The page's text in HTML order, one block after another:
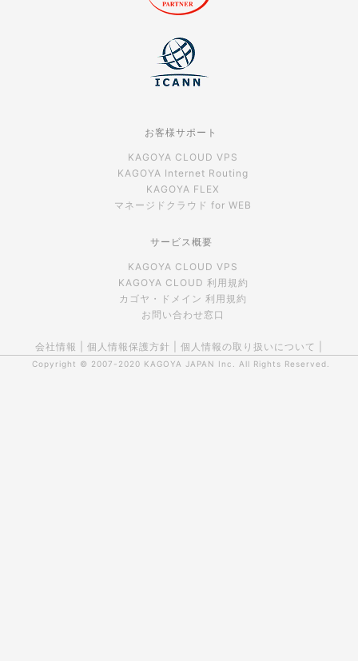
お客様サポート
KAGOYA CLOUD VPS
KAGOYA Internet Routing
KAGOYA FLEX
マネージドクラウド for WEB
サービス概要
KAGOYA CLOUD VPS
KAGOYA CLOUD 利用規約
カゴヤ・ドメイン 利用規約
お問い合わせ窓口
会社情報 個人情報保護方針 個人情報の取り扱いについて
Copyright © 2007-2020 KAGOYA JAPAN Inc. All Rights Reserved.